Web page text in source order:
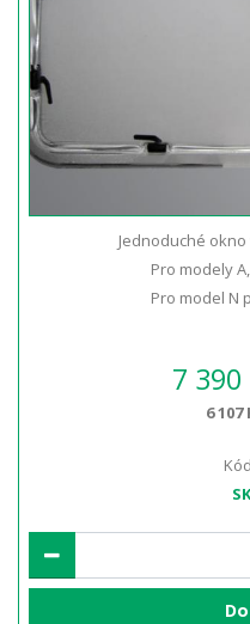
Jednoduché
Pro modely
Pro model N
7 390
6 107